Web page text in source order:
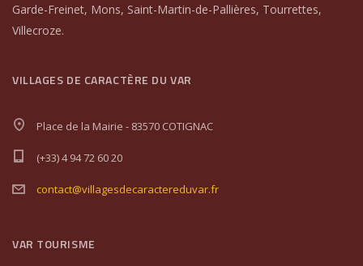
Garde-Freinet, Mons, Saint-Martin-de-Pallières, Tourrettes,
Villecroze.
VILLAGES DE CARACTÈRE DU VAR
Place de la Mairie - 83570 COTIGNAC
(+33) 4 94 72 60 20
contact@villagesdecaractereduvar.fr
VAR TOURISME